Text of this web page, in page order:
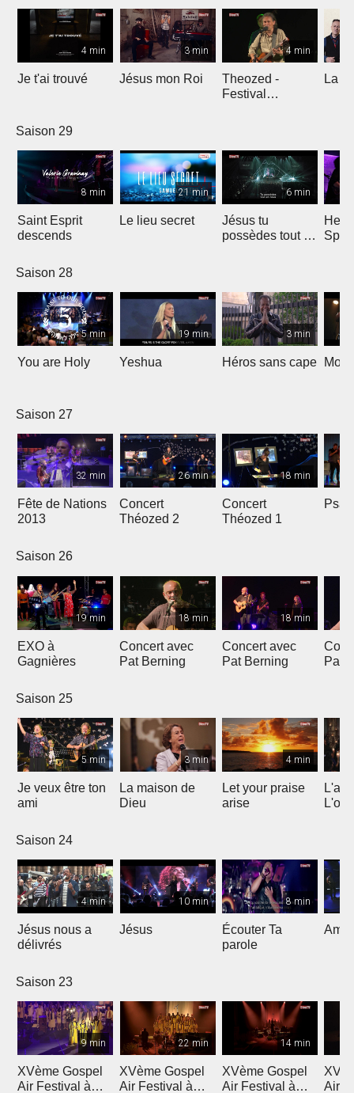
4 min
Je t'ai trouvé
3 min
Jésus mon Roi
4 min
Theozed -
Festival
La
Saison 29
8 min
Saint Esprit
descends
21 min
Le lieu secret
6 min
Jésus tu
possèdes tout en
He
Saison 28
5 min
You are Holy
19 min
Yeshua
3 min
Héros sans cape Moi
Saison 27
32 min
Fête de Nations
2013
26 min
Concert
Théozed 2
18 min
Concert
Théozed 1
Saison 26
19 min
EXO à
Gagnières
18 min
Concert avec
Pat Berning
18 min
Concert avec
Pat Berning
Pat
Saison 25
5 min
Je veux être ton
ami
3 min
La maison de
Dieu
4 min
Let your praise
arise
Saison 24
4 min
Jésus nous a
délivrés
10 min
Jésus
8 min
Écouter Ta
parole
Ami
Saison 23
9 min
XVème Gospel
Air Festival à
22 min
XVème Gospel
Air Festival à
14 min
XVème Gospel
Air Festival à
Air